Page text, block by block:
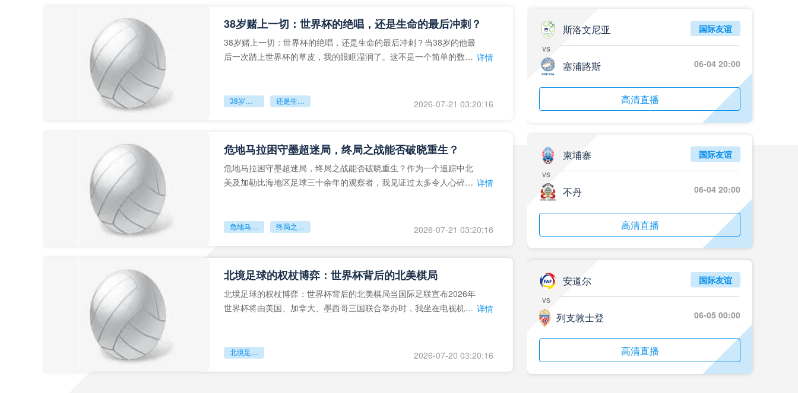
标签
2025年5月23日
标签
2024年5月21日
标签
2024年5月21日 足协杯第3轮
标签
标签
比赛录像
标签
比赛录像 成都蓉城
标签
标签
比赛录像
05月22日 水晶宫vs狼队 全场录像回放
38岁赌上一切：世界杯的绝唱，还是生命的最后冲刺？
38岁赌上一切：世界杯的绝唱，还是生命的最后冲刺？当38岁的他最
后一次踏上世界杯的草皮，我的眼眶湿润了。这不是一个简单的数
详情
38岁赌上一切：世界杯的绝唱 还是生命的最后冲刺？ 2026-07-21 03:20:16
危地马拉困守墨超迷局，终局之战能否破晓重生？
危地马拉困守墨超迷局，终局之战能否破晓重生？作为一个追踪中北
美及加勒比海地区足球三十余年的观察者，我见证过太多令人心碎的 详情
危地马拉困守墨超迷局 终局之战能否破晓重生？ 2026-07-21 03:20:16
北境足球的权杖博弈：世界杯背后的北美棋局
北境足球的权杖博弈：世界杯背后的北美棋局当国际足联宣布2026年
世界杯将由美国、加拿大、墨西哥三国联合举办时，我坐在电视机
详情
北境足球的权杖博弈：世界杯背后的北美棋局 2026-07-20 03:20:16
斯洛文尼亚
vs
塞浦路斯
国际友谊
06-04 20:00
高清直播
柬埔寨
vs
不丹
国际友谊
06-04 20:00
高清直播
安道尔
vs
列支敦士登
国际友谊
06-05 00:00
高清直播